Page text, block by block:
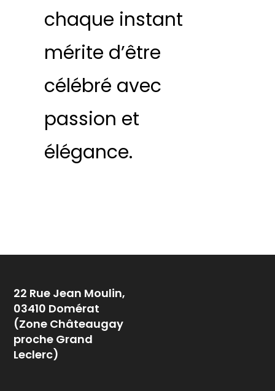
chaque instant
mérite d’être
célébré avec
passion et
élégance.
22 Rue Jean Moulin,
03410 Domérat
(Zone Châteaugay
proche Grand
Leclerc)